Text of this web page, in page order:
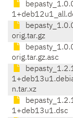
orig.tar.gz
orig.tar.gz.asc
n.tar.xz
1+deb13u1.dsc